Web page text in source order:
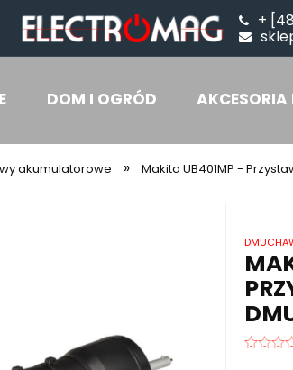
+
DOM I OGRÓD AKCESORIA
akumulatorowe » Makita UB401MP -